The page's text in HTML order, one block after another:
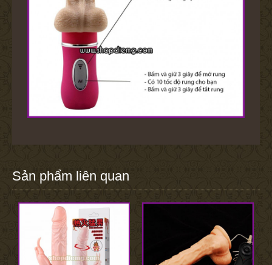
Sản phẩm liên quan